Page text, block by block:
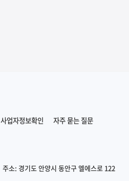
사업자정보확인 자주 묻는 질문
주소: 경기도 안양시 동안구 엘에스로 122